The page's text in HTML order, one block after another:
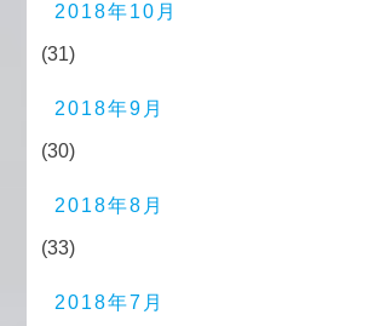
2018年10月
(31)
2018年9月
(30)
2018年8月
(33)
2018年7月